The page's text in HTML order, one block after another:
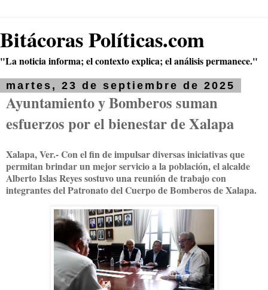
Bitácoras Políticas.com
"La noticia informa; el contexto explica; el análisis permanece."
martes, 23 de septiembre de 2025
Ayuntamiento y Bomberos suman
esfuerzos por el bienestar de Xalapa
Xalapa, Ver.- Con el fin de impulsar diversas iniciativas que
permitan brindar un mejor servicio a la población, el alcalde
Alberto Islas Reyes sostuvo una reunión de trabajo con
integrantes del Patronato del Cuerpo de Bomberos de Xalapa.